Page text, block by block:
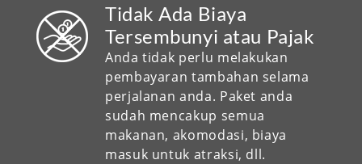
Tidak Ada Biaya
Tersembunyi atau Pajak
Anda tidak perlu melakukan
pembayaran tambahan selama
perjalanan anda. Paket anda
sudah mencakup semua
makanan, akomodasi, biaya
masuk untuk atraksi, dll.